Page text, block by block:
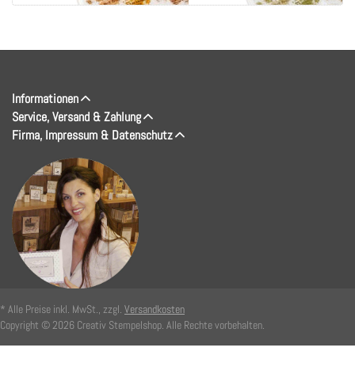
Informationen
Service, Versand & Zahlung
Firma, Impressum & Datenschutz
* Alle Preise inkl. MwSt., zzgl. Versandkosten
Copyright © 2026 Creativ Stempelshop. Alle Rechte vorbehalten.